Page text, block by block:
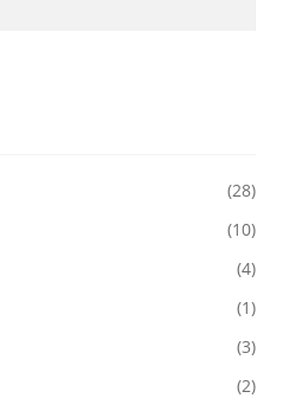
(28)
(10)
(4)
(1)
(3)
(2)